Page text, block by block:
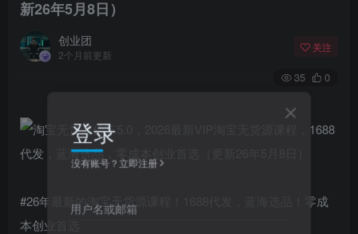
新26年5月8日）
创业团
2个月前更新
关注
35 0
#26年最新的淘宝无货源课程！1688代发，蓝海选品！零成
本创业首选
登录
没有账号？立即注册
用户名或邮箱